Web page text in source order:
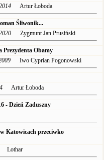
Artur Łoboda
Śliwonik...
Zygmunt Jan Prusiński
Prezydenta Obamy
Iwo Cyprian Pogonowski
Artur Łoboda
- Dzień Zaduszny
Katowicach przeciwko
Lothar